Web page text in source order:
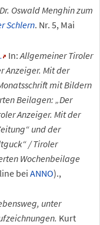
Oswald Menghin zum
Schlern. Nr. 5, Mai
In: Allgemeiner Tiroler
Anzeiger. Mit der
mit Bildern
Beilagen: „Der
Anzeiger. Mit der
und der
/ Tiroler
Wochenbeilage
beiANNO).,
unter
Kurt